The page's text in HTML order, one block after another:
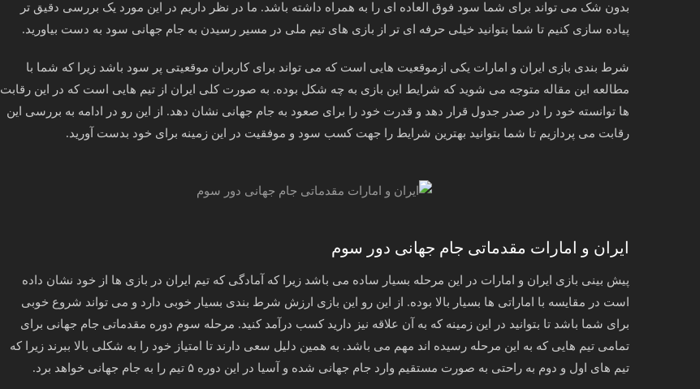
بدون شک می تواند برای شما سود فوق العاده ای را به همراه داشته باشد. ما در نظر داریم در این مورد یک بررسی دقیق تر
پیاده سازی کنیم تا شما بتوانید خیلی حرفه ای تر از بازی های تیم ملی در مسیر رسیدن به جام جهانی سود به دست بیاورید.
شرط بندی بازی ایران و امارات یکی ازموقعیت هایی است که می تواند برای کاربران موقعیتی پر سود باشد زیرا که شما با
مطالعه این مقاله متوجه می شوید که شرایط این بازی به چه شکل بوده. به صورت کلی ایران از تیم هایی است که در این رقابت
ها توانسته خود را در صدر جدول قرار دهد و قدرت خود را برای صعود به جام جهانی نشان دهد. از این رو در ادامه به بررسی این
رقابت می پردازیم تا شما بتوانید بهترین شرایط را جهت کسب سود و موفقیت در این زمینه برای خود بدست آورید.
ایران و امارات مقدماتی جام جهانی دور سوم
پیش بینی بازی ایران و امارات در این مرحله بسیار ساده می باشد زیرا که آمادگی که تیم ایران در بازی ها از خود نشان داده
است در مقایسه با اماراتی ها بسیار بالا بوده. از این رو این بازی ارزش شرط بندی بسیار خوبی دارد و می تواند شروع خوبی
برای شما باشد تا بتوانید در این زمینه که به آن علاقه نیز دارید کسب درآمد کنید. مرحله سوم دوره مقدماتی جام جهانی برای
تمامی تیم هایی که به این مرحله رسیده اند مهم می باشد. به همین دلیل سعی دارند تا امتیاز خود را به شکلی بالا ببرند زیرا که
تیم های اول و دوم به راحتی به صورت مستقیم وارد جام جهانی شده و آسیا در این دوره ۵ تیم را به جام جهانی خواهد برد.